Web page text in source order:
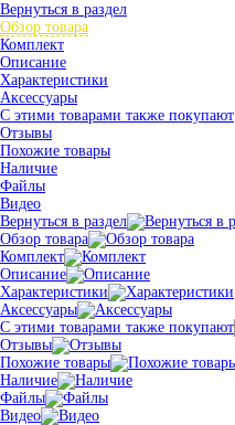
Вернуться в раздел
Обзор товара
Комплект
Описание
Характеристики
Аксессуары
С этими товарами также покупают
Отзывы
Похожие товары
Наличие
Файлы
Видео
Вернуться в раздел
Обзор товара
Комплект
Описание
Характеристики
Аксессуары
С этими товарами также покупают
Отзывы
Похожие товары
Наличие
Файлы
Видео